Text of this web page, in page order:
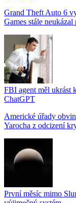
Grand Theft Auto 6
Games stále
FBI agent měl ukrást
ChatGPT
Americké úřady
Yarocha z odcizení
První měsíc mimo